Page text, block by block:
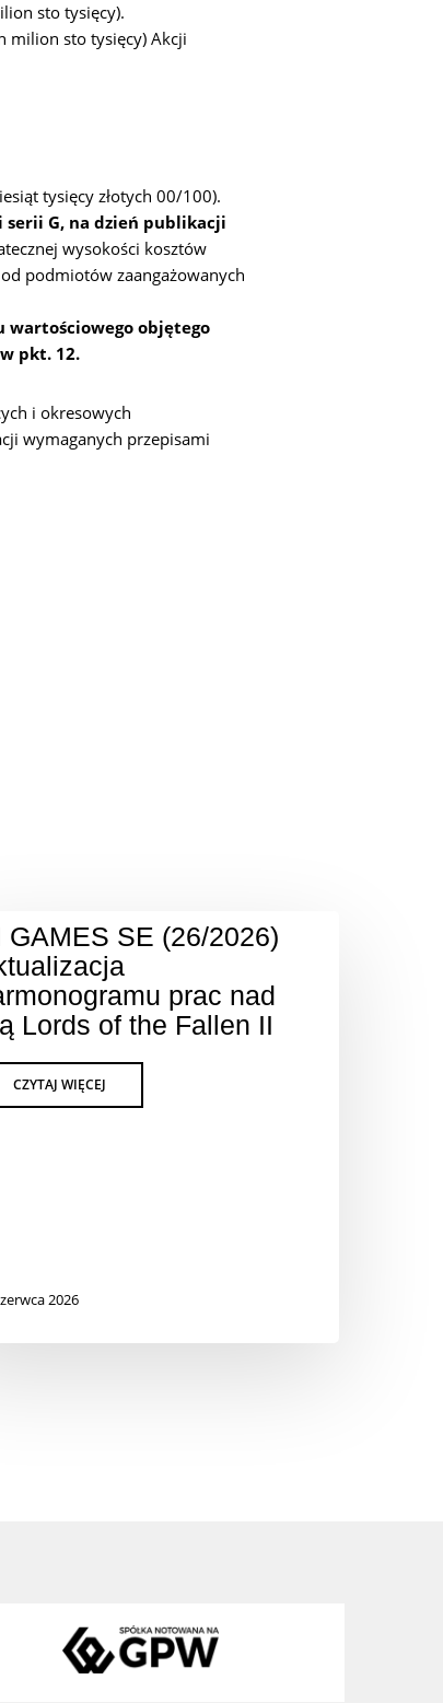
sto tysięcy).
milion sto tysięcy) Akcji
tysięcy złotych 00/100).
serii G, na dzień publikacji
wysokości kosztów
podmiotów zaangażowanych
wartościowego objętego
pkt. 12.
i okresowych
wymaganych przepisami
GAMES SE (26/2026)
prac nad
Lords of the Fallen II
2026